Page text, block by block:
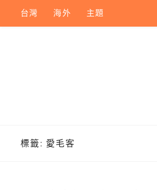
content
台灣 海外 主題
標籤: 愛毛客